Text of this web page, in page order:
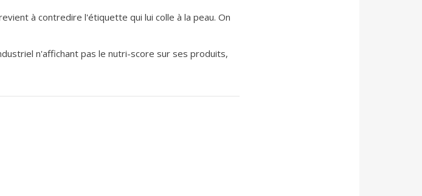
à contredire l'étiquette qui lui colle à la peau. On
n'affichant pas le nutri-score sur ses produits,